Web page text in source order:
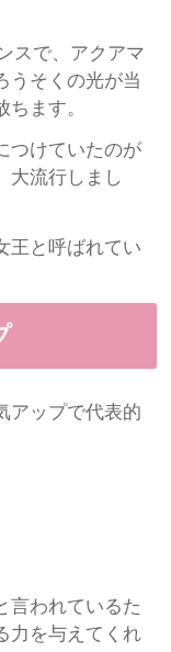
スで、アクアマ
うそくの光が当
ます。
つけていたのが
大流行しまし
王と呼ばれてい
アップで代表的
言われているた
力を与えてくれ